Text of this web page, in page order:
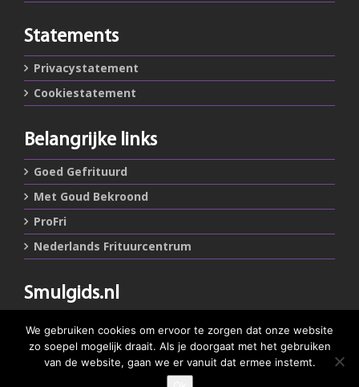
Statements
Privacystatement
Cookiestatement
Belangrijke links
Goed Gefrituurd
Met Goud Bekroond
ProFri
Nederlands Frituurcentrum
Smulgids.nl
Blaarthemseweg 72
5502 JW Veldhoven
We gebruiken cookies om ervoor te zorgen dat onze website
zo soepel mogelijk draait. Als je doorgaat met het gebruiken
van de website, gaan we er vanuit dat ermee instemt.